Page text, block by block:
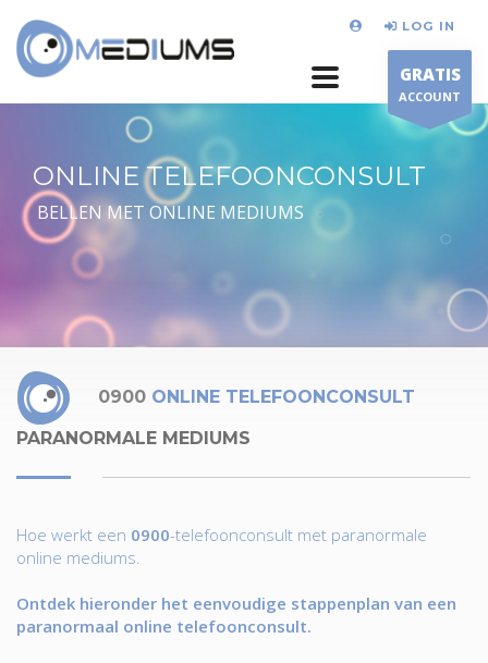
LOG IN
GRATIS
ACCOUNT
ONLINE TELEFOONCONSULT
BELLEN MET ONLINE MEDIUMS
0900 ONLINE TELEFOONCONSULT
PARANORMALE MEDIUMS
Hoe werkt een 0900-telefoonconsult met paranormale
online mediums.
Ontdek hieronder het eenvoudige stappenplan van een
paranormaal online telefoonconsult.